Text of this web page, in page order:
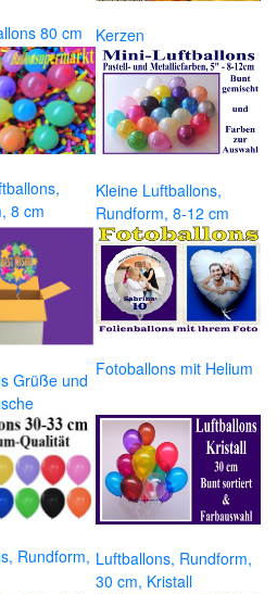
80 cm Kerzen
8 cm
Kleine Luftballons,
Rundform, 8-12 cm
Grüße und
Fotoballons mit Helium
Rundform, Luftballons, Rundform,
30 cm, Kristall